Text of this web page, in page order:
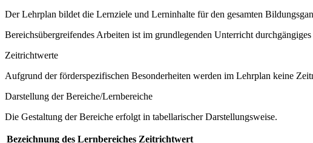
Der Lehrplan bildet die Lernziele und Lerninhalte für den gesamten
Bereichsübergreifendes Arbeiten ist im grundlegenden Unterricht
Zeitrichtwerte
Aufgrund der förderspezifischen Besonderheiten werden im Lehrplan keine
Darstellung der Bereiche/Lernbereiche
Die Gestaltung der Bereiche erfolgt in tabellarischer Darstellungsweise.
Bezeichnung des Lernbereiches Zeitrichtwert